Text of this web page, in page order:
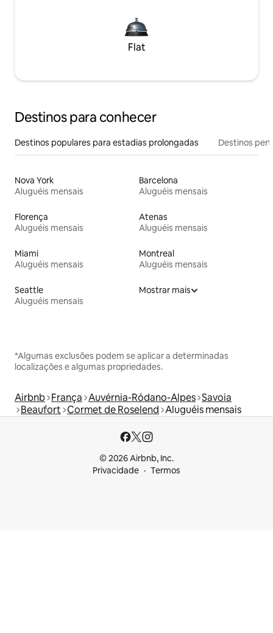
Flat
Destinos para conhecer
Destinos populares para estadias prolongadas Destinos
Nova York
Aluguéis mensais
Barcelona
Aluguéis mensais
Florença
Aluguéis mensais
Atenas
Aluguéis mensais
Miami
Aluguéis mensais
Montreal
Aluguéis mensais
Seattle
Aluguéis mensais
Mostrar mais
*Algumas exclusões podem se aplicar a determinadas
localizações e algumas propriedades.
Airbnb França Auvérnia-Ródano-Alpes Savoia
Beaufort Cormet de Roselend Aluguéis mensais
© 2026 Airbnb, Inc.
Privacidade
Termos